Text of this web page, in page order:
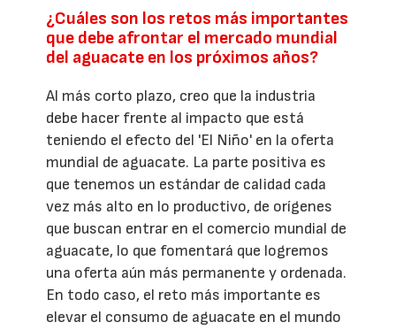
¿Cuáles son los retos más importantes
que debe afrontar el mercado mundial
del aguacate en los próximos años?
Al más corto plazo, creo que la industria
debe hacer frente al impacto que está
teniendo el efecto del 'El Niño' en la oferta
mundial de aguacate. La parte positiva es
que tenemos un estándar de calidad cada
vez más alto en lo productivo, de orígenes
que buscan entrar en el comercio mundial de
aguacate, lo que fomentará que logremos
una oferta aún más permanente y ordenada.
En todo caso, el reto más importante es
elevar el consumo de aguacate en el mundo